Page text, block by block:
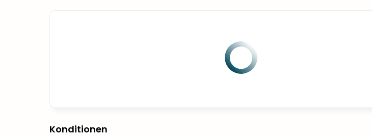
Konditionen